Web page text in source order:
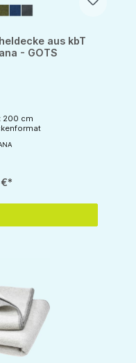
aus kbT
- GOTS
200 cm